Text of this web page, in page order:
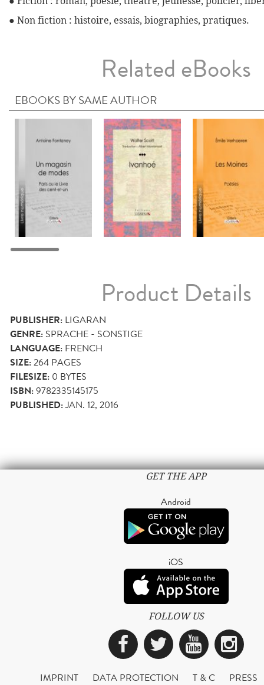
● Non fiction : histoire, essais, biographies, pratiques.
Related eBooks
EBOOKS BY SAME AUTHOR
Product Details
PUBLISHER: LIGARAN
GENRE: SPRACHE - SONSTIGE
LANGUAGE: FRENCH
SIZE:264 PAGES
FILESIZE: 0 BYTES
ISBN:9782335145175
PUBLISHED:JAN. 12, 2016
GET THE APP
Android
iOS
FOLLOW US
Facebook
Twitter
IMPRINT DATA PROTECTION T & C
PRESS